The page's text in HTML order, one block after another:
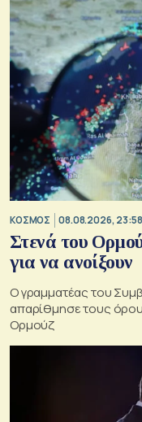
ΚΟΣΜΟΣ 08.08.2026, 23:58
Στενά του
για να ανοίξουν
Ο γραμματέας του
απαρίθμησε τους
Ορμούζ